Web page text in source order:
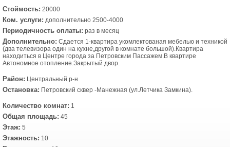
Стоймость: 20000
Ком. услуги: дополнительно 2500-4000
Периодичность оплаты: раз в месяц
Дополнительно: Сдается 1-квартира укомлектованая мебелью и техникой
(два телевизора один на кухне,другой в комнате большой).Квартира
находиться в Центре города за Петровским Пассажем.В квартире
Автономное отопление.Закрытый двор.
Район: Центральный р-н
Остановка: Петровский сквер -Манежная (ул.Летчика Замкина).
Количество комнат: 1
Общая площадь: 45
Этаж: 5
Этажность: 10